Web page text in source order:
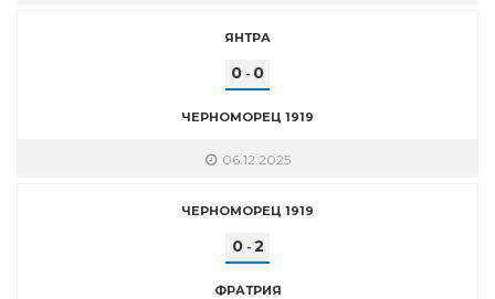
ЯНТРА
0 - 0
ЧЕРНОМОРЕЦ 1919
06.12.2025
ЧЕРНОМОРЕЦ 1919
0- 2
ФРАТРИЯ